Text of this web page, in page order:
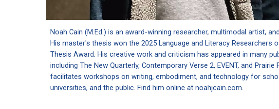
Noah Cain (M.Ed.) is an award-winning researcher, multimodal artist,
His master's thesis won the 2025 Language and Literacy Researchers
Thesis Award. His creative work and criticism has appeared in many
including The New Quarterly, Contemporary Verse 2, EVENT, and Prairie
facilitates workshops on writing, embodiment, and technology for
universities, and the public. Find him online at noahjcain.com.